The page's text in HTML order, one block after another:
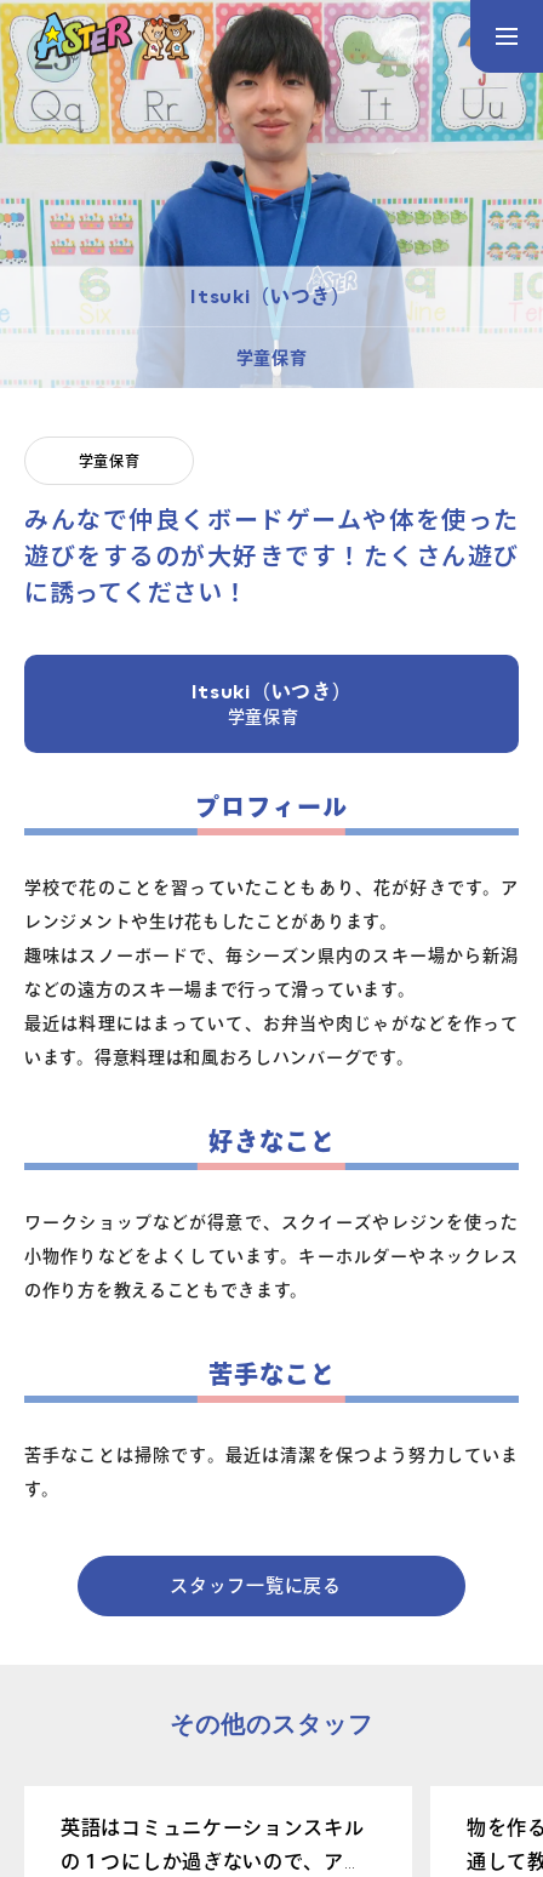
お問い合わせ Instagram
コース案内
英会話／プログラミング／3Dデザイン／学童保育
英会話（未就学児） 英会話（小学生） 英会話（中学生）
生徒・保護者の声
スタッフ紹介
アクセス
よくあるご質問
団体向け出張英会話
新着情報
コラム・読み物
Itsuki（いつき）
学童保育
学童保育
みんなで仲良くボードゲームや体を使った
遊びをするのが大好きです！たくさん遊び
に誘ってください！
Itsuki（いつき）
学童保育
プロフィール
学校で花のことを習っていたこともあり、花が好きです。ア
レンジメントや生け花もしたことがあります。
趣味はスノーボードで、毎シーズン県内のスキー場から新潟
などの遠方のスキー場まで行って滑っています。
最近は料理にはまっていて、お弁当や肉じゃがなどを作って
います。得意料理は和風おろしハンバーグです。
好きなこと
ワークショップなどが得意で、スクイーズやレジンを使った
小物作りなどをよくしています。キーホルダーやネックレス
の作り方を教えることもできます。
苦手なこと
苦手なことは掃除です。最近は清潔を保つよう努力していま
す。
スタッフ一覧に戻る
その他のスタッフ
英語はコミュニケーションスキル
の１つにしか過ぎないので、アス
物を作
通して